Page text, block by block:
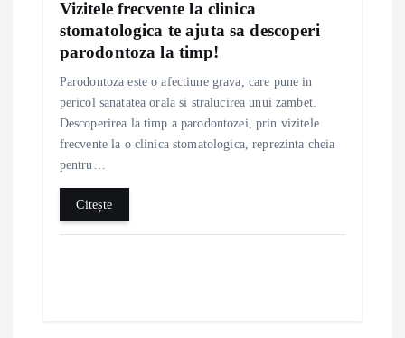
Vizitele frecvente la clinica
stomatologica te ajuta sa descoperi
parodontoza la timp!
Parodontoza este o afectiune grava, care pune in
pericol sanatatea orala si stralucirea unui zambet.
Descoperirea la timp a parodontozei, prin vizitele
frecvente la o clinica stomatologica, reprezinta cheia
pentru…
Citește